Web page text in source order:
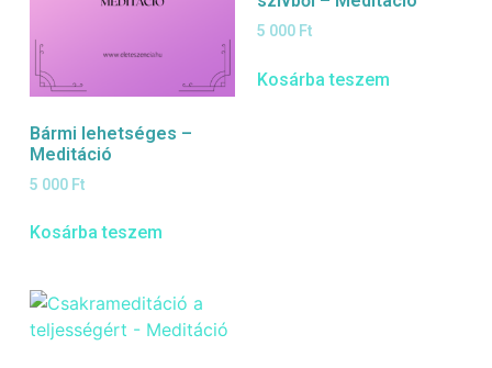
Bármi lehetséges –
Meditáció
5 000 Ft
Kosárba teszem
5 000 Ft
Kosárba teszem